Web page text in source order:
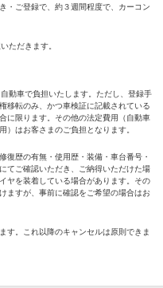
・ご登録で、約３週間程度で、カーコン
ただきます。
動車で負担いたします。ただし、登録手
移転のみ、かつ車検証に記載されている
に限ります。その他の法定費用（自動車
はお客さまのご負担となります。
復歴の有無・使用歴・装備・車台番号・
てご確認いただき、ご納得いただけた場
ヤを装着している場合があります。その
ますが、事前に確認をご希望の場合はお
す。これ以降のキャンセルは原則できま